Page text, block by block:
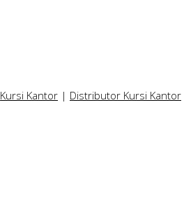
Kursi Kantor | Distributor Kursi Kantor